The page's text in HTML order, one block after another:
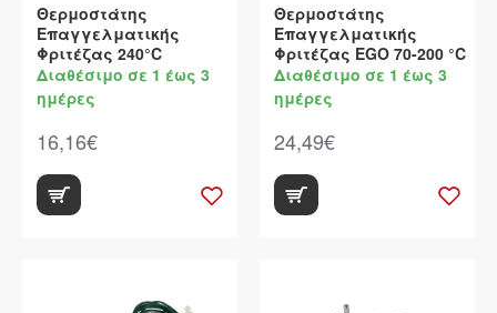
Θερμοστάτης
Επαγγελματικής
Φριτέζας 240°C
Διαθέσιμο σε 1 έως 3
ημέρες
16,16€
Θερμοστάτης
Επαγγελματικής
Φριτέζας EGO 70-200 °C
Διαθέσιμο σε 1 έως 3
ημέρες
24,49€